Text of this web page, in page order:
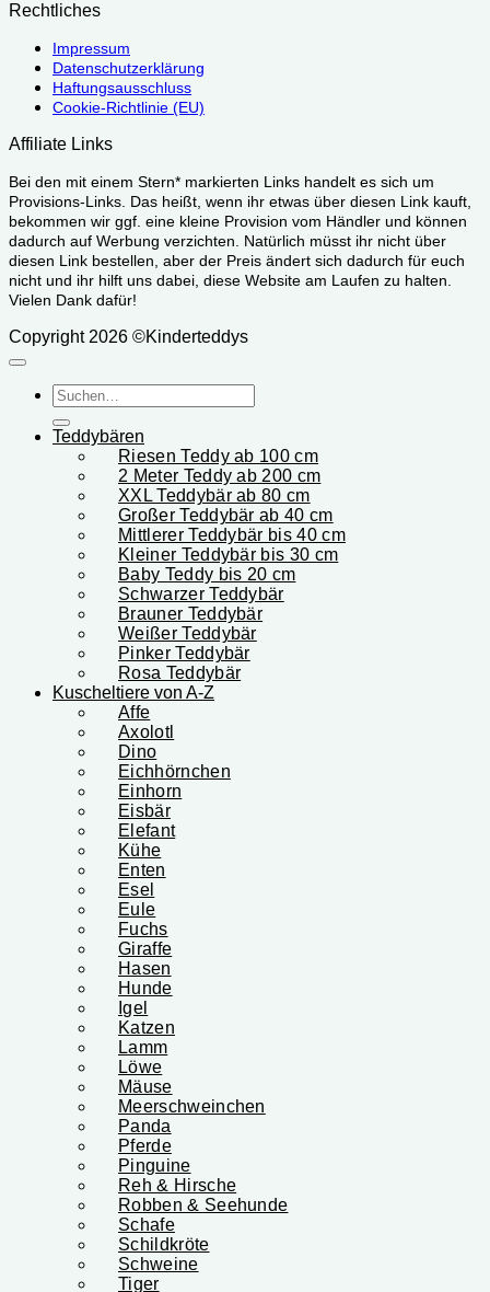
Rechtliches
Impressum
Datenschutzerklärung
Haftungsausschluss
Cookie-Richtlinie (EU)
Affiliate Links
Bei den mit einem Stern* markierten Links handelt es sich um
Provisions-Links. Das heißt, wenn ihr etwas über diesen Link kauft,
bekommen wir ggf. eine kleine Provision vom Händler und können
dadurch auf Werbung verzichten. Natürlich müsst ihr nicht über
diesen Link bestellen, aber der Preis ändert sich dadurch für euch
nicht und ihr hilft uns dabei, diese Website am Laufen zu halten.
Vielen Dank dafür!
Copyright 2026 ©Kinderteddys
Suchen
nach:
Teddybären
Riesen Teddy ab 100 cm
2 Meter Teddy ab 200 cm
XXL Teddybär ab 80 cm
Großer Teddybär ab 40 cm
Mittlerer Teddybär bis 40 cm
Kleiner Teddybär bis 30 cm
Baby Teddy bis 20 cm
Schwarzer Teddybär
Brauner Teddybär
Weißer Teddybär
Pinker Teddybär
Rosa Teddybär
Kuscheltiere von A-Z
Affe
Axolotl
Dino
Eichhörnchen
Einhorn
Eisbär
Elefant
Kühe
Enten
Esel
Eule
Fuchs
Giraffe
Hasen
Hunde
Igel
Katzen
Lamm
Löwe
Mäuse
Meerschweinchen
Panda
Pferde
Pinguine
Reh & Hirsche
Robben & Seehunde
Schafe
Schildkröte
Schweine
Tiger